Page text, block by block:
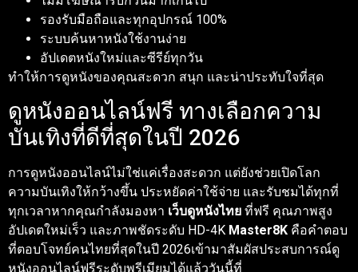
รองรับมือถือและทุกอุปกรณ์ 100%
ระบบค้นหาหนังใช้งานง่าย
อัปเดตหนังใหม่และซีรีย์ทุกวัน
ทำให้การดูหนังของคุณสะดวก สนุก และน่าประทับใจที่สุด
ดูหนังออนไลน์ฟรี ทางเลือกความ
บันเทิงที่ดีที่สุดในปี 2026
การดูหนังออนไลน์ไม่ใช่แค่เรื่องสะดวก แต่ยังช่วยเปิดโลก
ความบันเทิงให้กว้างขึ้น ประหยัดค่าใช้จ่าย และรับชมได้ทุกที่
ทุกเวลาหากคุณกำลังมองหา เว็บดูหนังไทย ที่ฟรี คุณภาพสูง
อัปเดตใหม่เร็ว และภาพชัดระดับ HD-4K Master8K คือคำตอบ
ที่ตอบโจทย์คนไทยที่สุดในปี 2026เข้ามาสัมผัสประสบการณ์ดู
หนังออนไลน์ฟรีระดับพรีเมียมได้แล้ววันนี้ที่